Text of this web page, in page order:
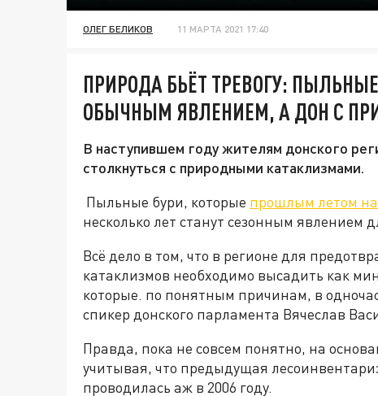
ОЛЕГ БЕЛИКОВ 11 МАРТА 2021 17:40
ПРИРОДА БЬЁТ ТРЕВОГУ:
ОБЫЧНЫМ ЯВЛЕНИЕМ, А ДОН С
В наступившем году жителям донского
столкнуться с природными катаклизмами.
Пыльные бури, которые прошлым летом
несколько лет станут сезонным явлением
Всё дело в том, что в регионе для
катаклизмов необходимо высадить как
которые. по понятным причинам, в
спикер донского парламента Вячеслав
Правда, пока не совсем понятно, на
учитывая, что предыдущая
проводилась аж в 2006 году.